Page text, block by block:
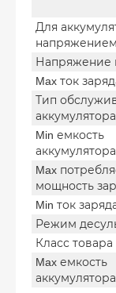
Для
напряжением
Напряжение
Max ток
Тип
аккумулятора
Min емкость
аккумулятора
Max
мощность
Min ток
Режим
Класс товара
Max емкость
аккумулятора